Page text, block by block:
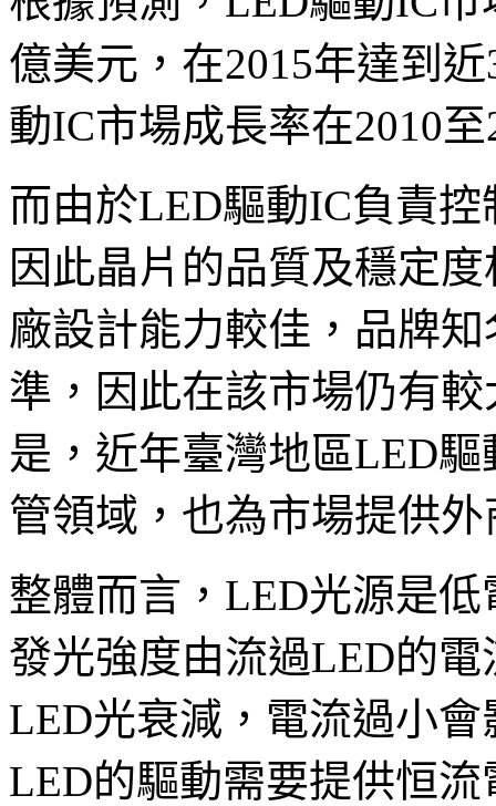
億美元，在2015年達到
動IC市場成長率在2010
而由於LED驅動IC負責
因此晶片的品質及穩定
廠設計能力較佳，品牌
準，因此在該市場仍有
是，近年臺灣地區LED
管領域，也為市場提供
整體而言，LED光源是
發光強度由流過LED的
LED光衰減，電流過小
LED的驅動需要提供恒